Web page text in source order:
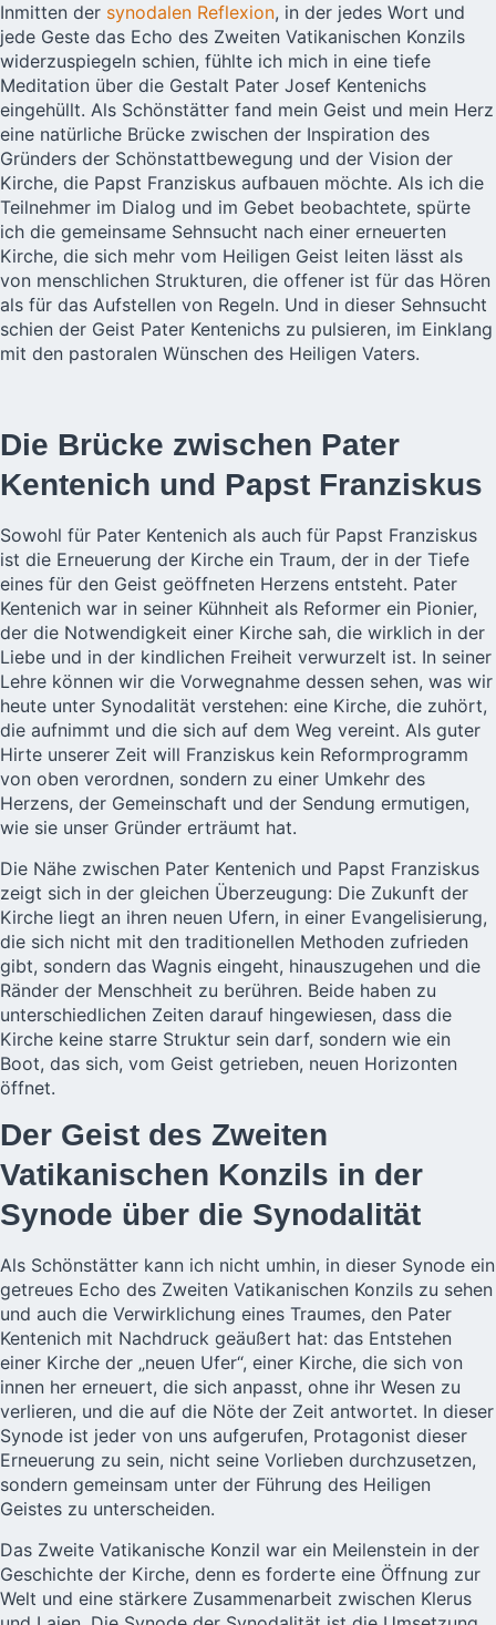
Inmitten der synodalen Reflexion, in der jedes Wort und
jede Geste das Echo des Zweiten Vatikanischen Konzils
widerzuspiegeln schien, fühlte ich mich in eine tiefe
Meditation über die Gestalt Pater Josef Kentenichs
eingehüllt. Als Schönstätter fand mein Geist und mein Herz
eine natürliche Brücke zwischen der Inspiration des
Gründers der Schönstattbewegung und der Vision der
Kirche, die Papst Franziskus aufbauen möchte. Als ich die
Teilnehmer im Dialog und im Gebet beobachtete, spürte
ich die gemeinsame Sehnsucht nach einer erneuerten
Kirche, die sich mehr vom Heiligen Geist leiten lässt als
von menschlichen Strukturen, die offener ist für das Hören
als für das Aufstellen von Regeln. Und in dieser Sehnsucht
schien der Geist Pater Kentenichs zu pulsieren, im Einklang
mit den pastoralen Wünschen des Heiligen Vaters.
Die Brücke zwischen Pater
Kentenich und Papst Franziskus
Sowohl für Pater Kentenich als auch für Papst Franziskus
ist die Erneuerung der Kirche ein Traum, der in der Tiefe
eines für den Geist geöffneten Herzens entsteht. Pater
Kentenich war in seiner Kühnheit als Reformer ein Pionier,
der die Notwendigkeit einer Kirche sah, die wirklich in der
Liebe und in der kindlichen Freiheit verwurzelt ist. In seiner
Lehre können wir die Vorwegnahme dessen sehen, was wir
heute unter Synodalität verstehen: eine Kirche, die zuhört,
die aufnimmt und die sich auf dem Weg vereint. Als guter
Hirte unserer Zeit will Franziskus kein Reformprogramm
von oben verordnen, sondern zu einer Umkehr des
Herzens, der Gemeinschaft und der Sendung ermutigen,
wie sie unser Gründer erträumt hat.
Die Nähe zwischen Pater Kentenich und Papst Franziskus
zeigt sich in der gleichen Überzeugung: Die Zukunft der
Kirche liegt an ihren neuen Ufern, in einer Evangelisierung,
die sich nicht mit den traditionellen Methoden zufrieden
gibt, sondern das Wagnis eingeht, hinauszugehen und die
Ränder der Menschheit zu berühren. Beide haben zu
unterschiedlichen Zeiten darauf hingewiesen, dass die
Kirche keine starre Struktur sein darf, sondern wie ein
Boot, das sich, vom Geist getrieben, neuen Horizonten
öffnet.
Der Geist des Zweiten
Vatikanischen Konzils in der
Synode über die Synodalität
Als Schönstätter kann ich nicht umhin, in dieser Synode ein
getreues Echo des Zweiten Vatikanischen Konzils zu sehen
und auch die Verwirklichung eines Traumes, den Pater
Kentenich mit Nachdruck geäußert hat: das Entstehen
einer Kirche der „neuen Ufer“, einer Kirche, die sich von
innen her erneuert, die sich anpasst, ohne ihr Wesen zu
verlieren, und die auf die Nöte der Zeit antwortet. In dieser
Synode ist jeder von uns aufgerufen, Protagonist dieser
Erneuerung zu sein, nicht seine Vorlieben durchzusetzen,
sondern gemeinsam unter der Führung des Heiligen
Geistes zu unterscheiden.
Das Zweite Vatikanische Konzil war ein Meilenstein in der
Geschichte der Kirche, denn es forderte eine Öffnung zur
Welt und eine stärkere Zusammenarbeit zwischen Klerus